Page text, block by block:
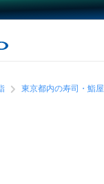
東京都内の寿司・鮨屋